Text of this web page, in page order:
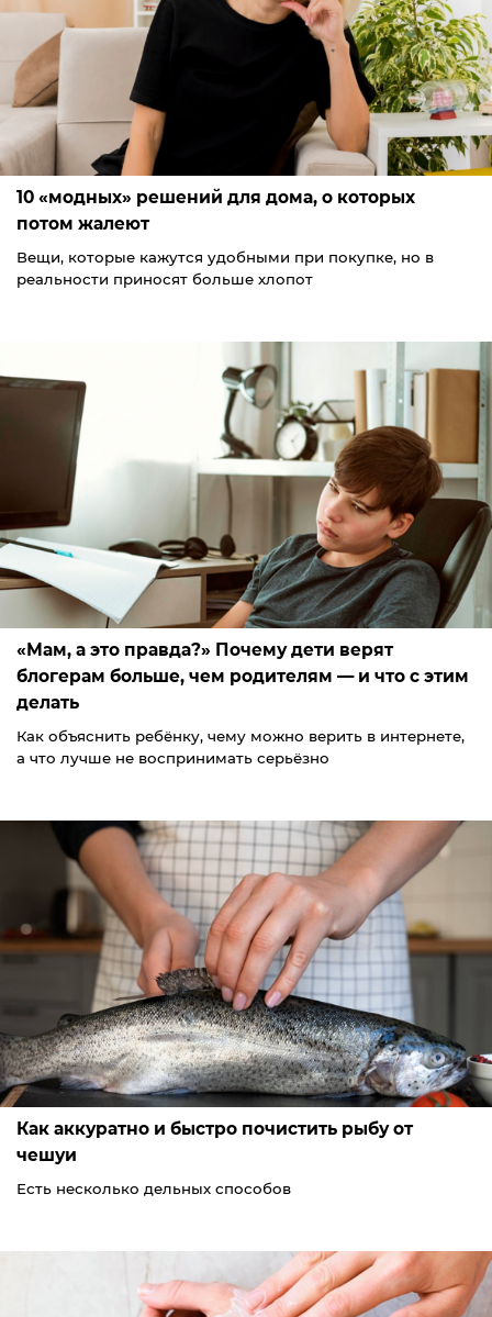
10 «модных» решений для дома, о которых
потом жалеют
Вещи, которые кажутся удобными при покупке, но в
реальности приносят больше хлопот
«Мам, а это правда?» Почему дети верят
блогерам больше, чем родителям — и что с этим
делать
Как объяснить ребёнку, чему можно верить в интернете,
а что лучше не воспринимать серьёзно
Как аккуратно и быстро почистить рыбу от
чешуи
Есть несколько дельных способов